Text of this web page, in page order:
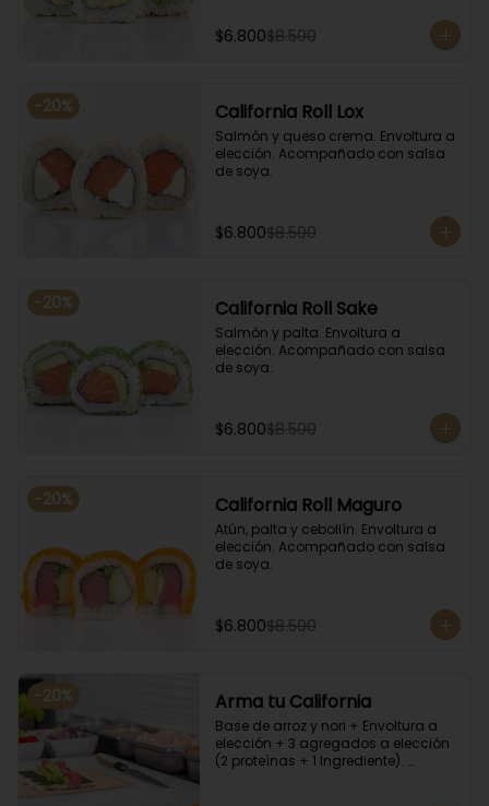
$6.800$8.500
-20% California Roll Lox
Salmón y queso crema. Envoltura a
elección. Acompañado con salsa
de soya.
$6.800$8.500
-20% California Roll Sake
Salmón y palta. Envoltura a
elección. Acompañado con salsa
de soya.
$6.800$8.500
-20% California Roll Maguro
Atún, palta y cebollín. Envoltura a
elección. Acompañado con salsa
de soya.
$6.800$8.500
-20% Arma tu California
Base de arroz y nori + Envoltura a
elección + 3 agregados a elección
(2 proteínas + 1 Ingrediente).